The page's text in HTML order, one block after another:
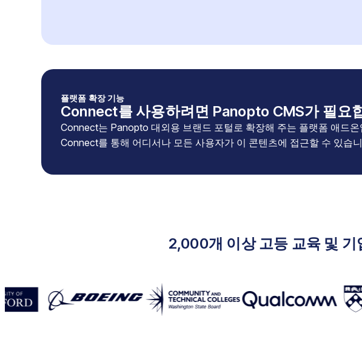
플랫폼 확장 기능
Connect를 사용하려면 Panopto CMS가 필요
Connect는 Panopto 대외용 브랜드 포털로 확장해 주는 플랫폼 애드
Connect를 통해 어디서나 모든 사용자가 이 콘텐츠에 접근할 수 있습
2,000개 이상 고등 교육 및